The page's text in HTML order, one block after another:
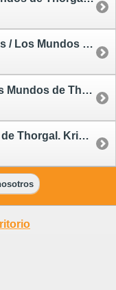
La Sentencia de las Valquirias / Los Mundos de Thorgal. Kriss de Valnor 2 - cómic
Rojo Como el Raheborg / Los Mundos de Thorgal. Kriss de Valnor 5 - cómic
¡Yo No Olvido! / Los Mundos de Thorgal. Kriss de Valnor 1 - cómic